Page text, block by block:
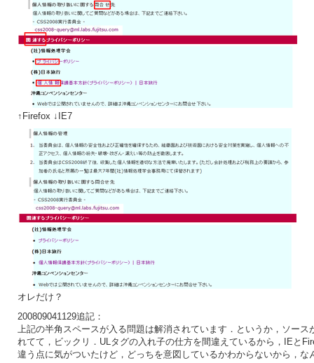
↑Firefox ↓IE7
オレだけ？
200809041129追記：
上記の半角スペースが入る問題は解消されています．というか，ソース
れてて，ビックリ．ULタグの入れ子の仕方を間違えているから，IEと
違う点に気がついたけど，どっちを意図しているかわからないから，な